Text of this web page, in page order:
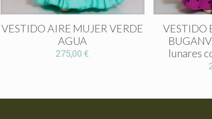
VESTIDO AIRE MUJER VERDE
AGUA
275,00€
VESTIDO
lunares